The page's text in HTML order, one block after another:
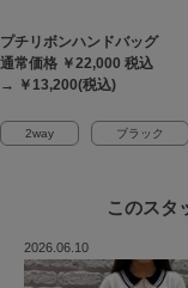
プチリボンハンドバッグ
通常価格 ￥22,000 税込
→ ￥13,200(税込)
2way ブラック
このスタ
2026.06.10